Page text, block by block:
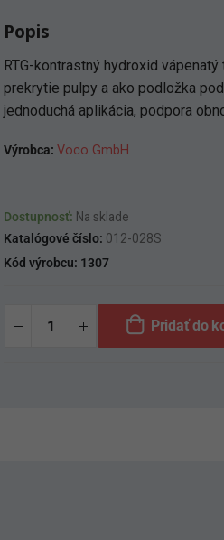
Popis
RTG-kontrastný hydroxid
prekrytie pulpy a ako podložka
jednoduchá aplikácia, podpora
Výrobca: Voco GmbH
Dostupnosť: Na sklade
Katalógové číslo: 012-028S
Kód výrobcu: 1307
Pridať do